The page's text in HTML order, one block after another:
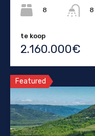
8
8
te koop
2.160.000€
Featured